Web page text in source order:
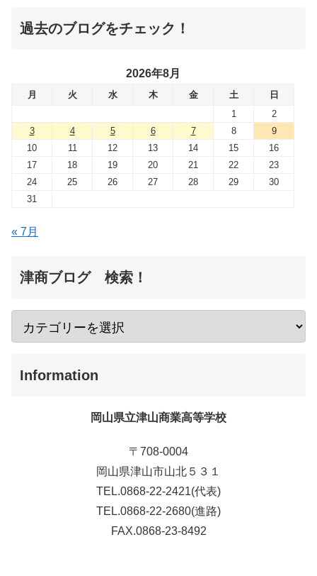
過去のブログをチェック！
2026年8月
月 火 水 木 金 土
日
1
2
3
4 5 6 7 8
9
10
11 12 13 14 15
16
17
18 19 20 21 22
23
24
25 26 27 28 29
30
31
« 7月
津商ブログ 検索！
Information
岡山県立津山商業高等学校
〒708-0004
岡山県津山市山北５３１
TEL.0868-22-2421(代表)
TEL.0868-22-2680(進路)
FAX.0868-23-8492